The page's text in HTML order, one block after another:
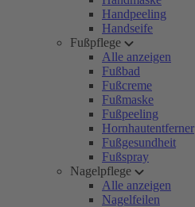
Handpeeling
Handseife
Fußpflege
Alle anzeigen
Fußbad
Fußcreme
Fußmaske
Fußpeeling
Hornhautentferner
Fußgesundheit
Fußspray
Nagelpflege
Alle anzeigen
Nagelfeilen